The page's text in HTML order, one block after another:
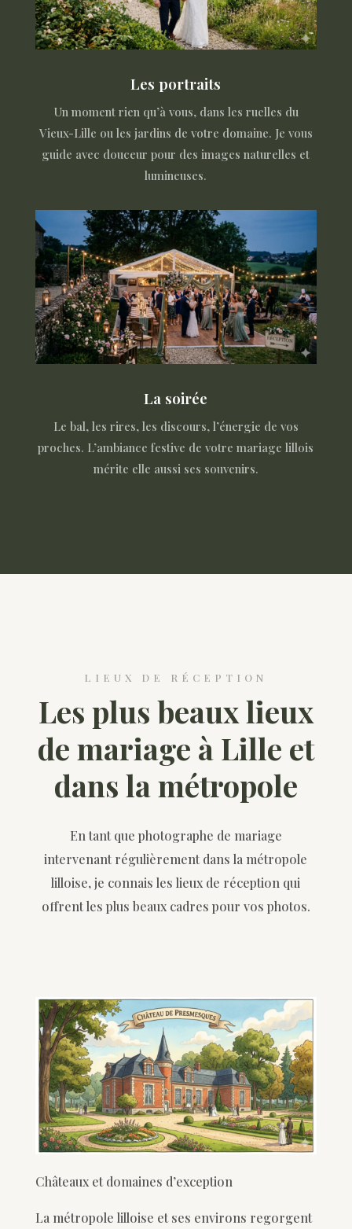
Les portraits
Un moment rien qu’à vous, dans les ruelles du
Vieux-Lille ou les jardins de votre domaine. Je vous
guide avec douceur pour des images naturelles et
lumineuses.
La soirée
Le bal, les rires, les discours, l’énergie de vos
proches. L’ambiance festive de votre mariage lillois
mérite elle aussi ses souvenirs.
LIEUX DE RÉCEPTION
Les plus beaux lieux
de mariage à Lille et
dans la métropole
En tant que photographe de mariage
intervenant régulièrement dans la métropole
lilloise, je connais les lieux de réception qui
offrent les plus beaux cadres pour vos photos.
Châteaux et domaines d’exception
La métropole lilloise et ses environs regorgent